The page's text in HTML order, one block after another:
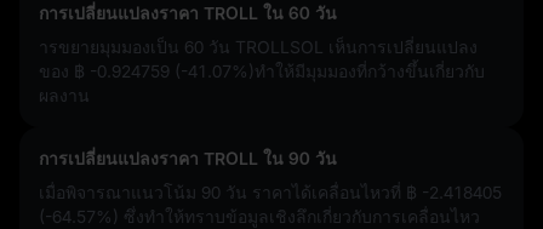
การเปลี่ยนแปลงราคา TROLL ใน 60 วัน
ารขยายมุมมองเป็น 60 วัน TROLLSOL เห็นการเปลี่ยนแปลง
ของ ฿ -0.924759 (-41.07%)ทำให้มีมุมมองที่กว้างขึ้นเกี่ยวกับ
ผลงาน
การเปลี่ยนแปลงราคา TROLL ใน 90 วัน
เมื่อพิจารณาแนวโน้ม 90 วัน ราคาได้เคลื่อนไหวที่ ฿ -2.418405
(-64.57%) ซึ่งทำให้ทราบข้อมูลเชิงลึกเกี่ยวกับการเคลื่อนไหว